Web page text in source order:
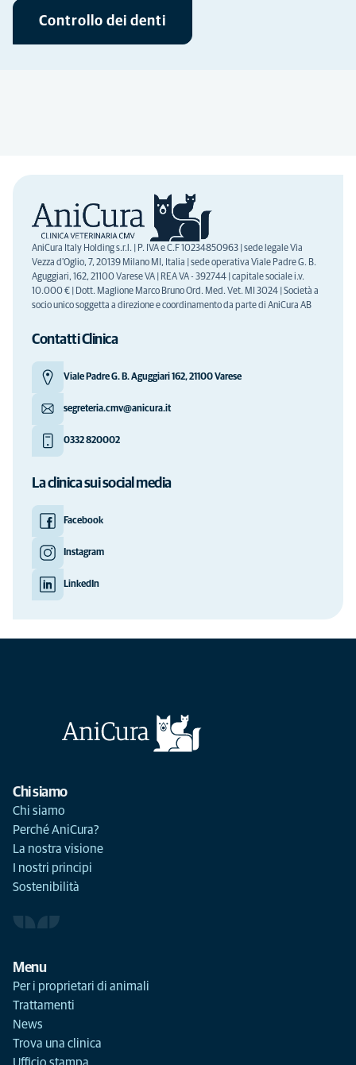
Controllo dei denti
AniCura Italy Holding s.r.l. | P. IVA e C.F 10234850963 | sede legale Via
Vezza d'Oglio, 7, 20139 Milano MI, Italia | sede operativa Viale Padre G. B.
Aguggiari, 162, 21100 Varese VA | REA VA - 392744 | capitale sociale i.v.
10.000 € | Dott. Maglione Marco Bruno Ord. Med. Vet. MI 3024 | Società a
socio unico soggetta a direzione e coordinamento da parte di AniCura AB
Contatti Clinica
Viale Padre G. B. Aguggiari 162, 21100 Varese
segreteria.cmv@anicura.it
0332 820002
La clinica sui social media
Facebook
Instagram
LinkedIn
Chi siamo
Chi siamo
Perché AniCura?
La nostra visione
I nostri principi
Sostenibilità
Menu
Per i proprietari di animali
Trattamenti
News
Trova una clinica